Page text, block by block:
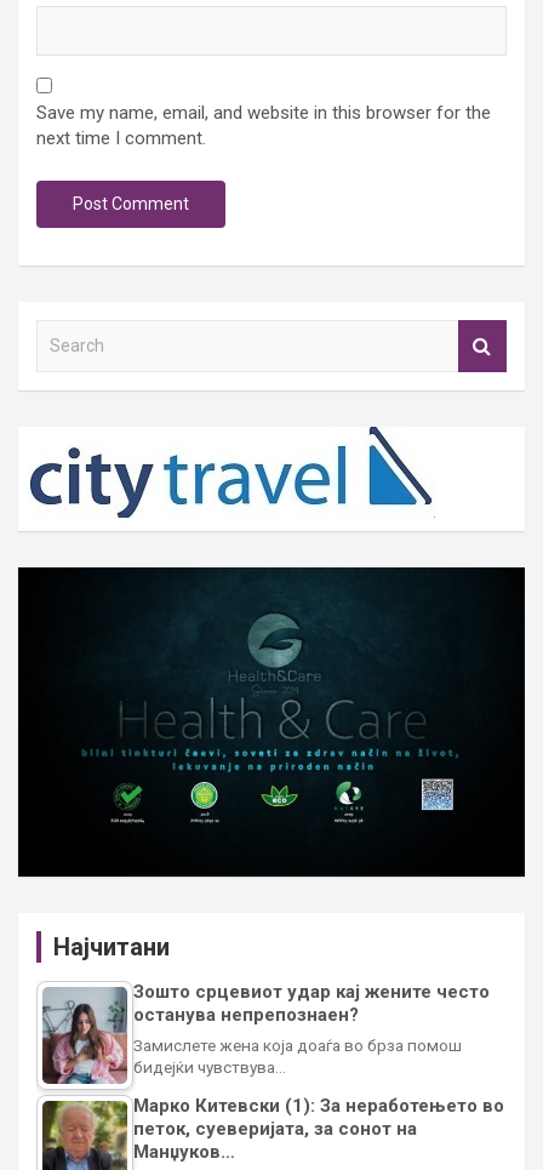
Save my name, email, and website in this browser for the
next time I comment.
h
Најчитани
Зошто срцевиот удар кај жените често
останува непрепознаен?
Замислете жена која доаѓа во брза помош
бидејќи чувствува…
Марко Китевски (1): За неработењето во
петок, суеверијата, за сонот на
Манџуков…